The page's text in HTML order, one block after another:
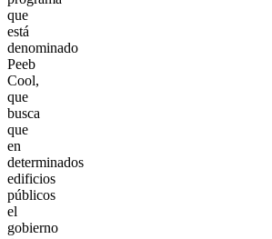
que
está
denominado
Peeb
Cool,
que
busca
que
en
determinados
edificios
públicos
el
gobierno